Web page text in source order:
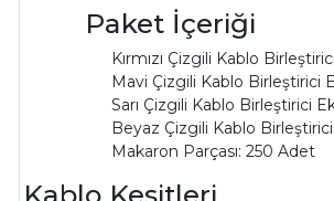
Paket İçeriği
Kırmızı Çizgili Kablo
Mavi Çizgili Kablo Birleştirici
Sarı Çizgili Kablo Birleştirici
Beyaz Çizgili Kablo
Makaron Parçası: 250 Adet
Kablo Kesitleri